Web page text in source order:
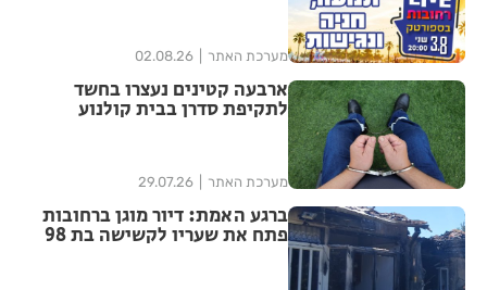
מערכת האתר 02.08.26
ארבעה קטינים נעצרו בחשד
לתקיפת סדרן בבית קולנוע
מערכת האתר 29.07.26
ברגע האמת: דיור מוגן ברחובות
פתח את שעריו לקשישה בת 98